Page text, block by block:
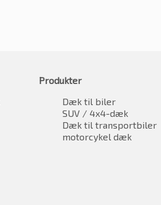
Produkter
Dæk til biler
SUV / 4x4-dæk
Dæk til transportbiler
motorcykel dæk